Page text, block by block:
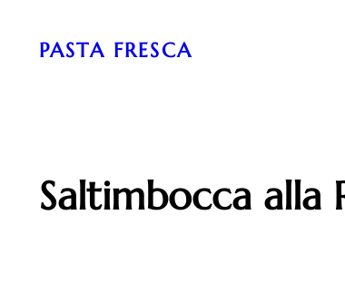
InhaltPASTA FRESCA
Saltimbocca alla